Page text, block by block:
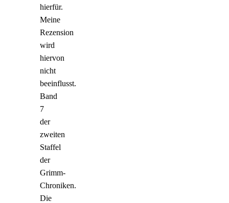
hierfür.
Meine
Rezension
wird
hiervon
nicht
beeinflusst.
Band
7
der
zweiten
Staffel
der
Grimm-
Chroniken.
Die